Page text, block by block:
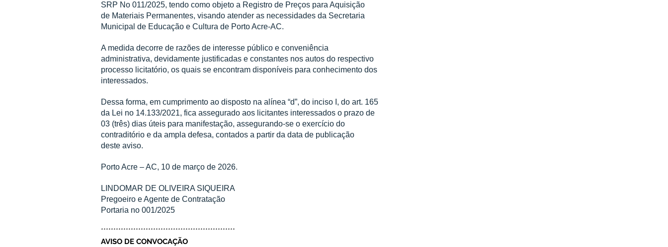
SRP No 011/2025, tendo como objeto a Registro de Preços para Aquisição
de Materiais Permanentes, visando atender as necessidades da Secretaria
Municipal de Educação e Cultura de Porto Acre-AC.
A medida decorre de razões de interesse público e conveniência
administrativa, devidamente justificadas e constantes nos autos do respectivo
processo licitatório, os quais se encontram disponíveis para conhecimento dos
interessados.
Dessa forma, em cumprimento ao disposto na alínea “d”, do inciso I, do art. 165
da Lei no 14.133/2021, fica assegurado aos licitantes interessados o prazo de
03 (três) dias úteis para manifestação, assegurando-se o exercício do
contraditório e da ampla defesa, contados a partir da data de publicação
deste aviso.
Porto Acre – AC, 10 de março de 2026.
LINDOMAR DE OLIVEIRA SIQUEIRA
Pregoeiro e Agente de Contratação
Portaria no 001/2025
******************************************************
AVISO DE CONVOCAÇÃO